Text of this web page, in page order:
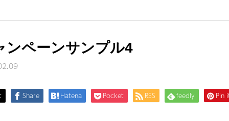
ンペーンサンプル4
Share Hatena Pocket RSS feedly Pin